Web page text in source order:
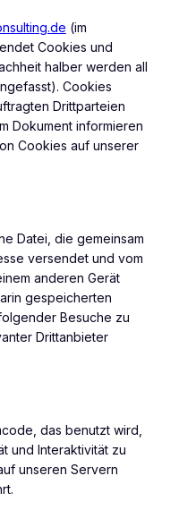
(im
Cookies und
halber werden all
Cookies
Drittparteien
Dokument informieren
Cookies auf unserer
Datei, die gemeinsam
versendet und vom
anderen Gerät
gespeicherten
Besuche zu
Drittanbieter
das benutzt wird,
und Interaktivität zu
unseren Servern